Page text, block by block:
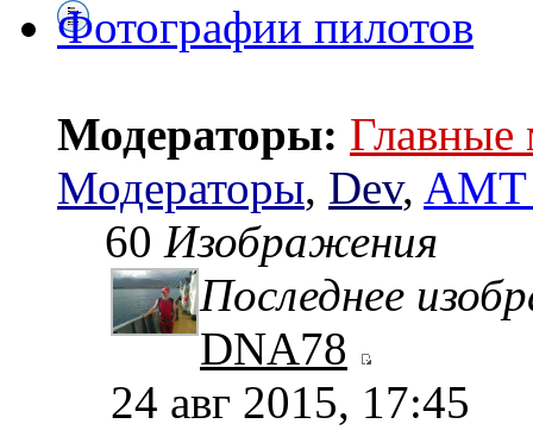
Фотографии пилотов
Модераторы: Главные
Модераторы, Dev, AMT
60 Изображения
Последнее
DNA78
24 авг 2015, 17:45